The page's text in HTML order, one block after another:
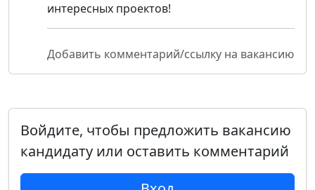
интересных проектов!
Добавить комментарий/ссылку на вакансию
Войдите, чтобы предложить вакансию
кандидату или оставить комментарий